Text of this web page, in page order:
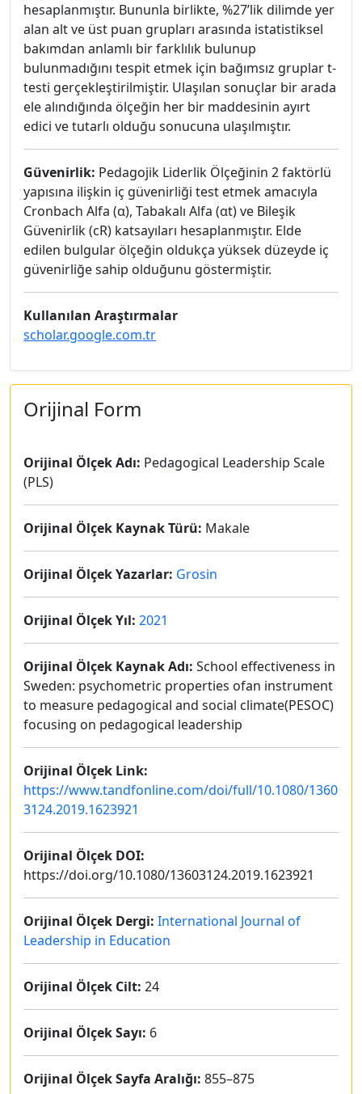
hesaplanmıştır. Bununla birlikte, %27’lik dilimde yer
alan alt ve üst puan grupları arasında istatistiksel
bakımdan anlamlı bir farklılık bulunup
bulunmadığını tespit etmek için bağımsız gruplar t-
testi gerçekleştirilmiştir. Ulaşılan sonuçlar bir arada
ele alındığında ölçeğin her bir maddesinin ayırt
edici ve tutarlı olduğu sonucuna ulaşılmıştır.
Güvenirlik: Pedagojik Liderlik Ölçeğinin 2 faktörlü
yapısına ilişkin iç güvenirliği test etmek amacıyla
Cronbach Alfa (α), Tabakalı Alfa (αt) ve Bileşik
Güvenirlik (cR) katsayıları hesaplanmıştır. Elde
edilen bulgular ölçeğin oldukça yüksek düzeyde iç
güvenirliğe sahip olduğunu göstermiştir.
Kullanılan Araştırmalar
scholar.google.com.tr
Orijinal Form
Orijinal Ölçek Adı: Pedagogical Leadership Scale
(PLS)
Orijinal Ölçek Kaynak Türü: Makale
Orijinal Ölçek Yazarlar: Grosin
Orijinal Ölçek Yıl: 2021
Orijinal Ölçek Kaynak Adı: School effectiveness in
Sweden: psychometric properties ofan instrument
to measure pedagogical and social climate(PESOC)
focusing on pedagogical leadership
Orijinal Ölçek Link:
https://www.tandfonline.com/doi/full/10.1080/1360
3124.2019.1623921
Orijinal Ölçek DOI:
https://doi.org/10.1080/13603124.2019.1623921
Orijinal Ölçek Dergi: International Journal of
Leadership in Education
Orijinal Ölçek Cilt: 24
Orijinal Ölçek Sayı: 6
Orijinal Ölçek Sayfa Aralığı: 855–875